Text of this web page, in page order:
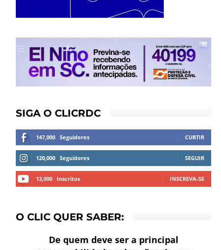
SIGA O CLICRDC
147,000 Seguidores CURTIR
120,000 Seguidores SEGUIR
13,000 Inscritos INSCREVA-SE
O CLIC QUER SABER:
De quem deve ser a principal